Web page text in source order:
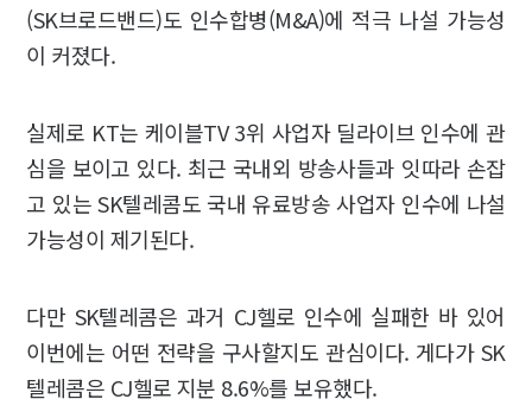
(SK브로드밴드)도 인수합병(M&A)에 적극 나설 가능성
이 커졌다.
실제로 KT는 케이블TV 3위 사업자 딜라이브 인수에 관
심을 보이고 있다. 최근 국내외 방송사들과 잇따라 손잡
고 있는 SK텔레콤도 국내 유료방송 사업자 인수에 나설
가능성이 제기된다.
다만 SK텔레콤은 과거 CJ헬로 인수에 실패한 바 있어
이번에는 어떤 전략을 구사할지도 관심이다. 게다가 SK
텔레콤은 CJ헬로 지분 8.6%를 보유했다.